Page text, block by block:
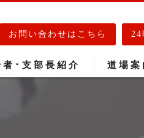
お問い合わせはこちら 24
者･支部長紹介 道場案